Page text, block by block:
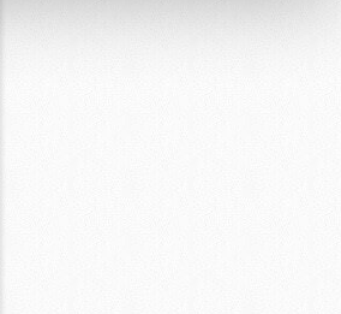
hizmetlerinin sunulması
ve sizlere yönelik
kullanılacaktır.
ilişkin detaylı bilgi için Ayarlar
okumak ve sitemizde ilgili